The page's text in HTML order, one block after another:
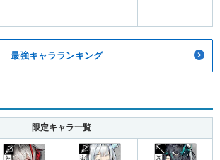
最強キャラランキング
限定キャラ一覧